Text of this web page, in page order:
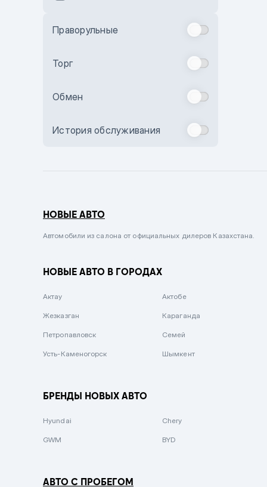
Бежевый
Комбинированный
Сиреневый металлик
Вишневый
Зеленый металлик
Праворульные
Торг
Обмен
История обслуживания
НОВЫЕ АВТО
Автомобили из салона от официальных дилеров Казахстана.
НОВЫЕ АВТО В ГОРОДАХ
Актау Актобе
Жезказган Караганда
Петропавловск Семей
Усть-Каменогорск Шымкент
БРЕНДЫ НОВЫХ АВТО
Hyundai Chery
GWM BYD
АВТО С ПРОБЕГОМ